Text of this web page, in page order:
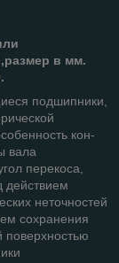
в мм.
подшипники,
кон­
вала
перекоса,
действием
неточностей
сохранения
поверхностью